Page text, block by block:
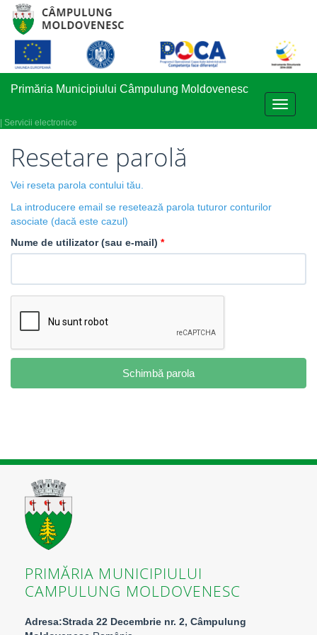
Toggle
Primăria Municipiului Câmpulung Moldovenesc
| Servicii electronice
Resetare parolă
Vei reseta parola contului tău.
La introducere email se resetează parola tuturor conturilor
asociate (dacă este cazul)
Nume de utilizator (sau e-mail)
Schimbă parola
PRIMĂRIA MUNICIPIULUI
CAMPULUNG MOLDOVENESC
Adresa:Strada 22 Decembrie nr. 2, Câmpulung